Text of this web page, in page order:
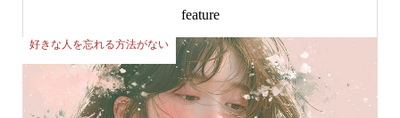
feature
好きな人を忘れる方法がない